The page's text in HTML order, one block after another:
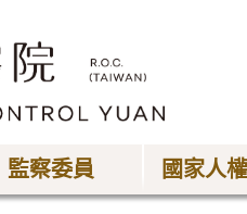
監察委員 國家人